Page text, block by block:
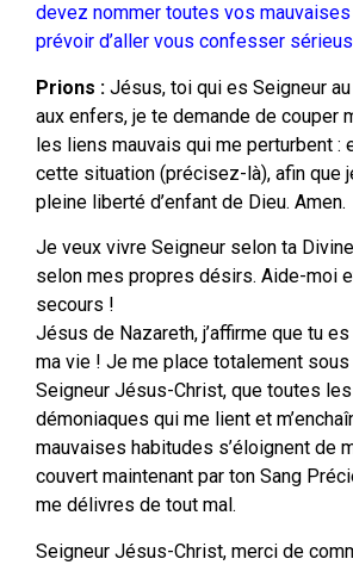
devez nommer toutes vos
prévoir d’aller vous confesser
Prions : Jésus, toi qui es Seigneur
aux enfers, je te demande de couper
les liens mauvais qui me perturbent :
cette situation (précisez-là), afin que
pleine liberté d’enfant de Dieu. Amen.
Je veux vivre Seigneur selon ta
selon mes propres désirs. Aide-moi
secours !
Jésus de Nazareth, j’affirme que tu
ma vie ! Je me place totalement sous
Seigneur Jésus-Christ, que toutes
démoniaques qui me lient et
mauvaises habitudes s’éloignent de
couvert maintenant par ton Sang
me délivres de tout mal.
Seigneur Jésus-Christ, merci de